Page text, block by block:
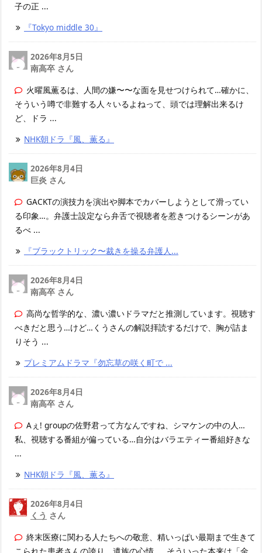
子の正 ...
『Tokyo middle 30』
2026年8月5日
南高卒 さん
火曜風薫るは、人間の嫌〜〜な面を見せつけられて…確かに、
そういう噂で非難する人々いるよねって、頭では理解出来るけ
ど、ドラ ...
NHK朝ドラ『風、薫る』
2026年8月4日
巨炎 さん
GACKTの演技力を演出や脚本でカバーしようとして滑ってい
る印象…。弁護士設定なら弁舌で視聴者を惹きつけるシーンがあ
るべ ...
『ブラックトリック〜裁きを操る弁護人...
2026年8月4日
南高卒 さん
高尚な哲学的な、濃い濃いドラマだと推測しています。視聴す
べきだと思う…けど…くうさんの解説拝読するだけで、胸が詰ま
りそう ...
プレミアムドラマ『勿忘草の咲く町で ...
2026年8月4日
南高卒 さん
Aぇ! groupの佐野君って方なんですね、シマケンの中の人…
私、視聴する番組が偏っている…自分はバラエティー番組好きな
...
NHK朝ドラ『風、薫る』
2026年8月4日
くう さん
終末医療に関わる人たちへの敬意、精いっぱい最期まで生きて